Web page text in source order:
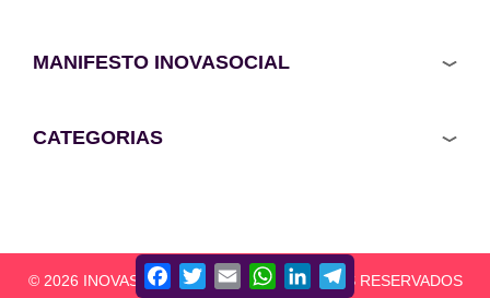
MANIFESTO INOVASOCIAL
CATEGORIAS
© 2026 INOVASOCIAL - TODOS OS DIREITOS RESERVADOS
FacebookTwitterEmail WhatsApp
LinkedInTelegram